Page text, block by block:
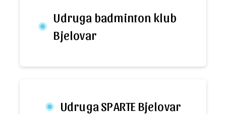
Udruga badminton klub
Bjelovar
Udruga SPARTE Bjelovar